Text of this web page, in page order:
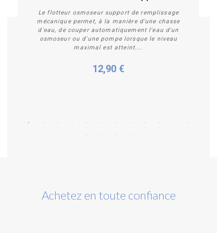
Acheter
Le flotteur osmoseur support de remplissage
mécanique permet, à la manière d'une chasse
d'eau, de couper automatiquement l'eau d'un
osmoseur ou d'une pompe lorsque le niveau
maximal est atteint....
12,90 €
Achetez en toute confiance